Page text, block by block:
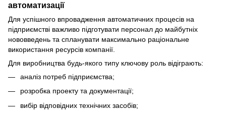
автоматизації
Для успішного впровадження автоматичних процесів на
підприємстві важливо підготувати персонал до майбутніх
нововведень та спланувати максимально раціональне
використання ресурсів компанії.
Для виробництва будь-якого типу ключову роль відіграють:
аналіз потреб підприємства;
розробка проекту та документації;
вибір відповідних технічних засобів;